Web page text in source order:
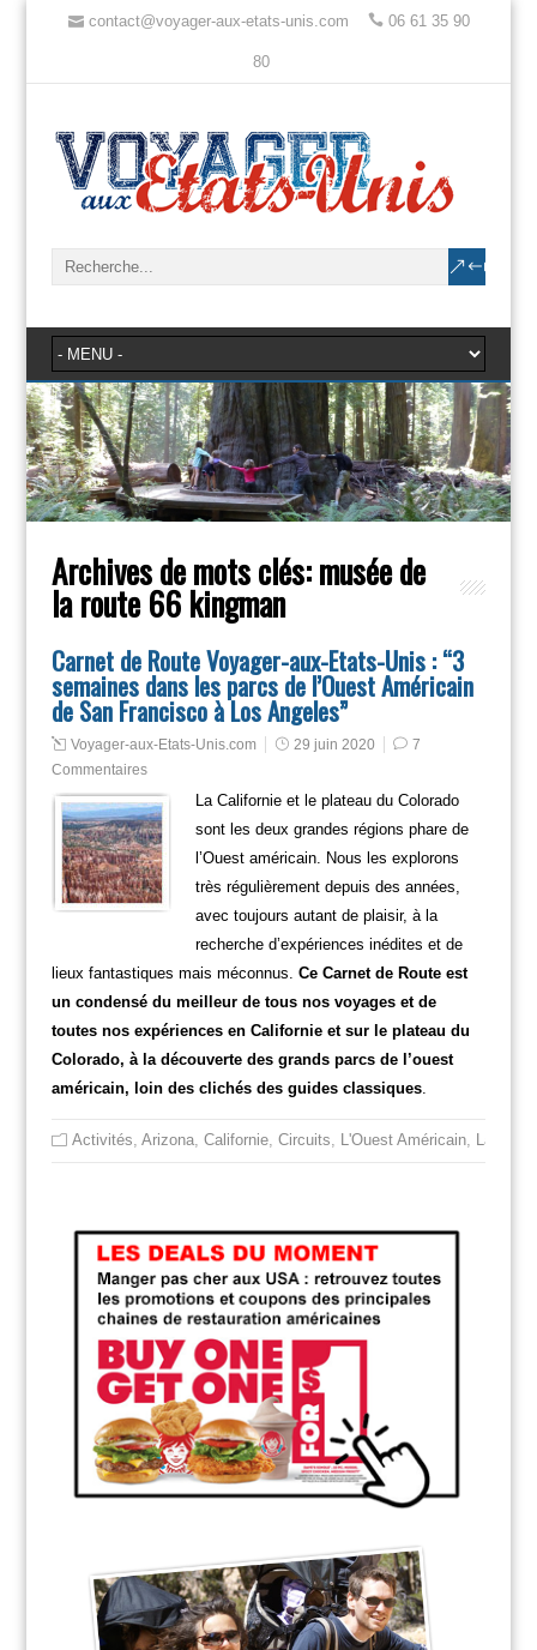
contact@voyager-aux-etats-unis.com 06 61 35 90
80
Archives de mots clés:musée de
la route 66 kingman
Carnet de Route Voyager-aux-Etats-Unis : “3
semaines dans les parcs de l’Ouest Américain
de San Francisco à Los Angeles”
Voyager-aux-Etats-Unis.com 29 juin 2020
7
Commentaires
La Californie et le plateau du Colorado
sont les deux grandes régions phare de
l’Ouest américain. Nous les explorons
très régulièrement depuis des années,
avec toujours autant de plaisir, à la
recherche d’expériences inédites et de
lieux fantastiques mais méconnus. Ce Carnet de Route est
un condensé du meilleur de tous nos voyages et de
toutes nos expériences en Californie et sur le plateau du
Colorado, à la découverte des grands parcs de l’ouest
américain, loin des clichés des guides classiques.
Activités Arizona, Californie, Circuits L'Ouest Américain, Las